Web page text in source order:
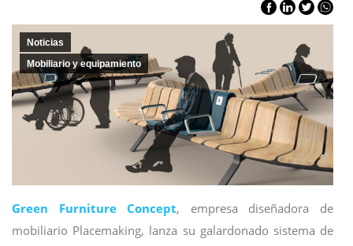
Noticias
Mobiliario y equipamiento
Green Furniture Concept, empresa diseñadora de
mobiliario Placemaking, lanza su galardonado sistema de